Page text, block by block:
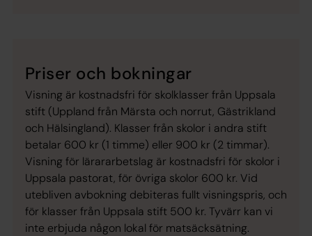
Priser och bokningar
Visning är kostnadsfri för skolklasser från Uppsala
stift (Uppland från Märsta och norrut, Gästrikland
och Hälsingland). Klasser från skolor i andra stift
betalar 600 kr (1 timme) eller 900 kr (2 timmar).
Visning för lärararbetslag är kostnadsfri för ­skolor i
Uppsala pastorat, för övriga skolor 600 kr. Vid
utebliven avbokning debiteras fullt visningspris, och
för klasser från Uppsala stift 500 kr. Tyvärr kan vi
inte erbjuda någon lokal för matsäcksätning.